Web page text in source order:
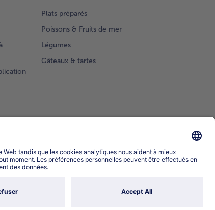
Plats préparés
Poissons & Fruits de mer
Légumes
Gâteaux & tartes